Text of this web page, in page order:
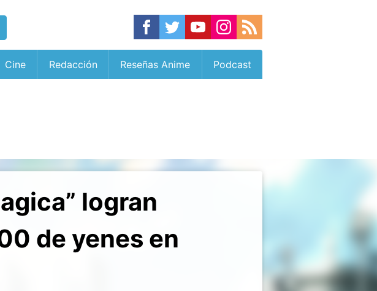
Cine Redacción Reseñas Anime Podcast
logran
de yenes en